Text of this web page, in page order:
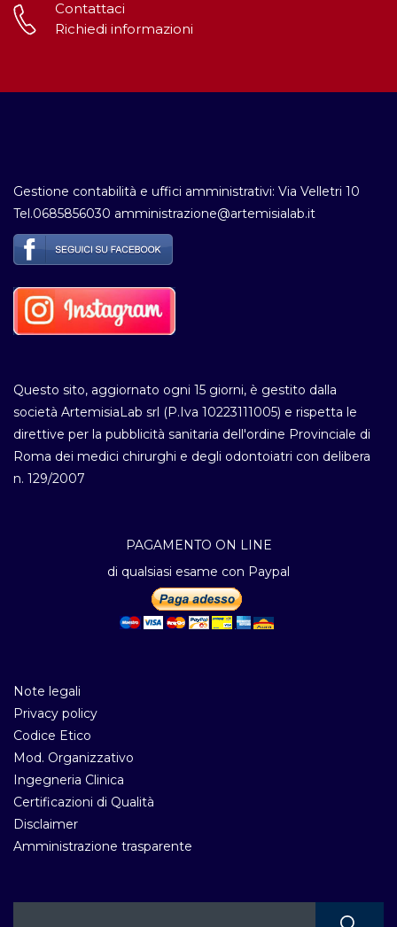
Contattaci
Richiedi informazioni
Gestione contabilità e uffici amministrativi: Via Velletri 10
Tel.0685856030 amministrazione@artemisialab.it
Questo sito, aggiornato ogni 15 giorni, è gestito dalla
società ArtemisiaLab srl (P.Iva 10223111005) e rispetta le
direttive per la pubblicità sanitaria dell'ordine Provinciale di
Roma dei medici chirurghi e degli odontoiatri con delibera
n. 129/2007
PAGAMENTO ON LINE
di qualsiasi esame con Paypal
Note legali
Privacy policy
Codice Etico
Mod. Organizzativo
Ingegneria Clinica
Certificazioni di Qualità
Disclaimer
Amministrazione trasparente